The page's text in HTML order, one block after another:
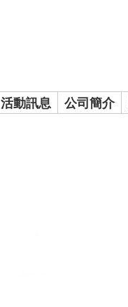
活動訊息 公司簡介